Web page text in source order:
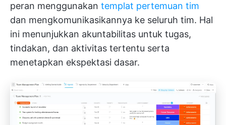
peran menggunakan templat pertemuan tim
dan mengkomunikasikannya ke seluruh tim. Hal
ini menunjukkan akuntabilitas untuk tugas,
tindakan, dan aktivitas tertentu serta
menetapkan ekspektasi dasar.